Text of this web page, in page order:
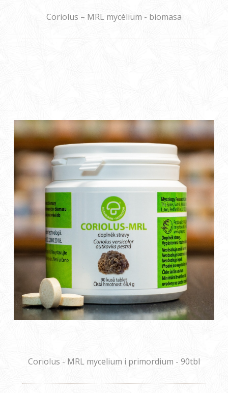
Coriolus – MRL mycélium - biomasa
Coriolus - MRL mycelium i primordium - 90tbl